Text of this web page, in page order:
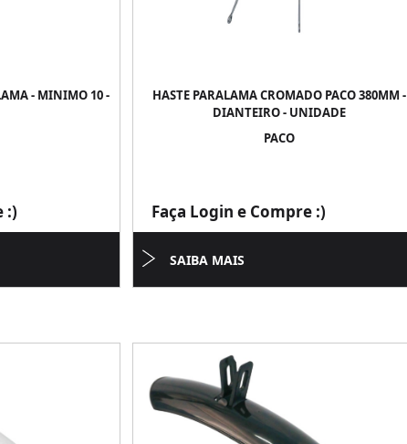
- MINIMO 10 -
:)
HASTE PARALAMA CROMADO PACO 380MM -
DIANTEIRO - UNIDADE
PACO
Faça Login e Compre :)
SAIBA MAIS